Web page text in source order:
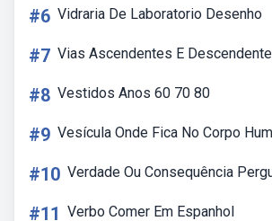
#6 Vidraria De Laboratorio Desenho
#7 Vias Ascendentes E
#8 Vestidos Anos 60 70 80
#9 Vesícula Onde Fica No Corpo
#10 Verdade Ou Consequência
#11 Verbo Comer Em Espanhol